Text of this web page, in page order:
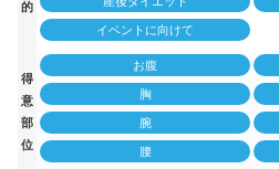
的
イベントに向けて
得
意
部
位
お腹
胸
腕
腰